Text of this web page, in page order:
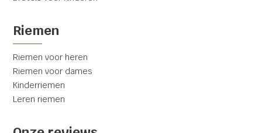
Riemen
Riemen voor heren
Riemen voor dames
Kinderriemen
Leren riemen